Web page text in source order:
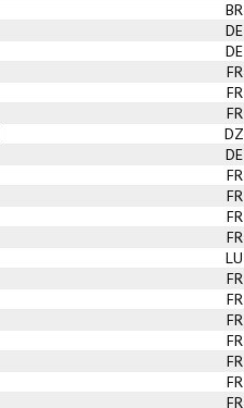
BR
DE
DE
FR
FR
FR
DZ
DE
FR
FR
FR
FR
LU
FR
FR
FR
FR
FR
FR
FR